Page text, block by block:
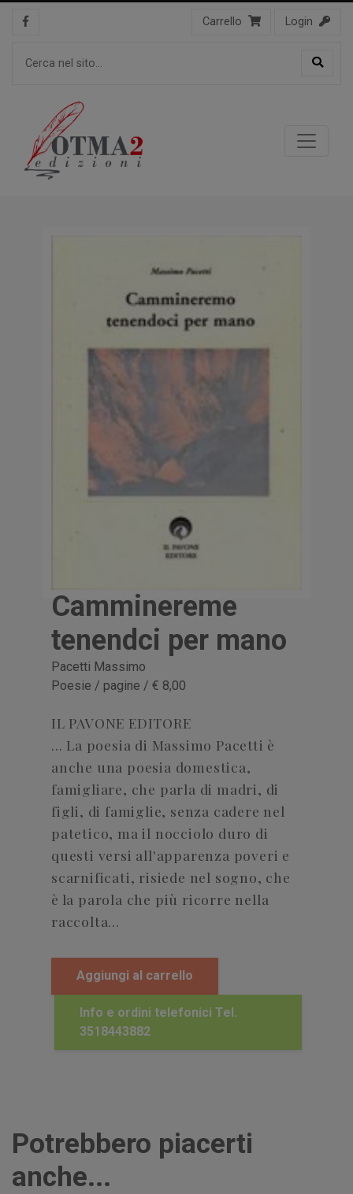
Carrello Login
Camminereme
tenendci per mano
Pacetti Massimo
Poesie / pagine / € 8,00
IL PAVONE EDITORE
... La poesia di Massimo Pacetti è
anche una poesia domestica,
famigliare, che parla di madri, di
figli, di famiglie, senza cadere nel
patetico, ma il nocciolo duro di
questi versi all'apparenza poveri e
scarnificati, risiede nel sogno, che
è la parola che più ricorre nella
raccolta...
Aggiungi al carrello
Info e ordini telefonici Tel.
3518443882
Potrebbero piacerti
anche...